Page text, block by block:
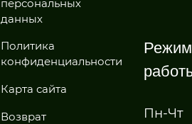
персональных
данных
Политика
конфиденциальности
Карта сайта
Возврат
Режим
Пн-Чт